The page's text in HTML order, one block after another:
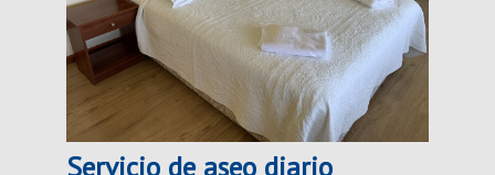
Servicio de aseo diario